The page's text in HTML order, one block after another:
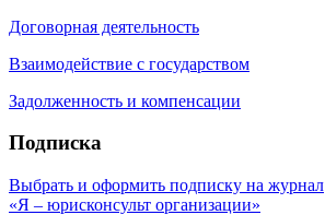
Договорная деятельность
Взаимодействие с государством
Задолженность и компенсации
Подписка
Выбрать и оформить подписку на журнал
«Я – юрисконсульт организации»